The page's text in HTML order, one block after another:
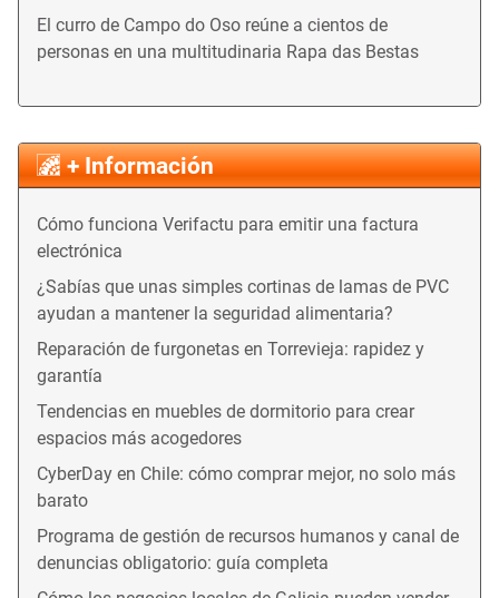
El curro de Campo do Oso reúne a cientos de
personas en una multitudinaria Rapa das Bestas
+ Información
Cómo funciona Verifactu para emitir una factura
electrónica
¿Sabías que unas simples cortinas de lamas de PVC
ayudan a mantener la seguridad alimentaria?
Reparación de furgonetas en Torrevieja: rapidez y
garantía
Tendencias en muebles de dormitorio para crear
espacios más acogedores
CyberDay en Chile: cómo comprar mejor, no solo más
barato
Programa de gestión de recursos humanos y canal de
denuncias obligatorio: guía completa